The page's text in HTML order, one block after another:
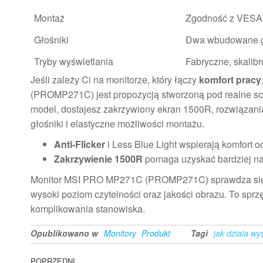
Montaż
Zgodność z
Głośniki
Dwa wbudowane
Tryby wyświetlania
Fabryczne,
Jeśli zależy Ci na monitorze, który łączy komfort pracy
(PROMP271C) jest propozycją stworzoną pod realne
model, dostajesz zakrzywiony ekran 1500R,
głośniki i elastyczne możliwości montażu.
Anti-Flicker i Less Blue Light wspierają komfort
Zakrzywienie 1500R pomaga uzyskać bardziej
Monitor MSI PRO MP271C (PROMP271C) sprawdza
wysoki poziom czytelności oraz jakości obrazu. To
komplikowania stanowiska.
Opublikowano w Monitory Produkt Tagi jak dziala